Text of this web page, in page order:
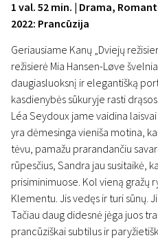
1 val. 52 min. | Drama,
2022: Prancūzija
Geriausiame Kanų „Dviejų
režisierė Mia Hansen-Løve
daugiasluoksnį ir elegantišką
kasdienybės sūkuryje rasti
Léa Seydoux jame vaidina
yra dėmesinga vieniša motina,
tėvu, pamažu prarandančiu
rūpesčius, Sandra jau susitaikė,
prisiminimuose. Kol vieną gražų
Klementu. Jis vedęs ir turi sūnų.
Tačiau daug didesnė jėga juos
prancūziškai subtilus ir